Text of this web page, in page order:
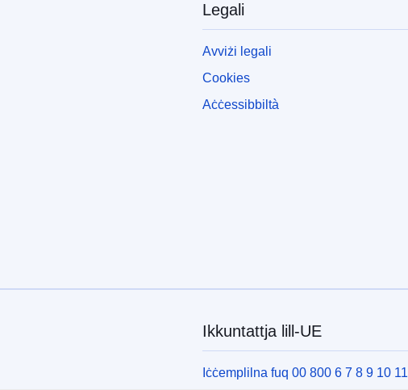
Legali
Avviżi legali
Cookies
Aċċessibbiltà
Ikkuntattja lill-UE
Iċċemplilna fuq 00 800 6 7 8 9 10 11